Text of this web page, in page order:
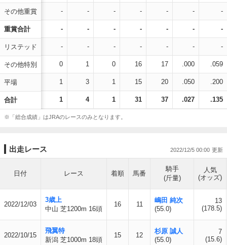
その他重賞
重賞合計
リステッド
その他特別
平場
合計
- - - - - - -
- - - - - - -
- - - - - - -
0 1 0 16 17 .000 .059
1 3 1 15 20 .050 .200
1 4 1 31 37 .027 .135
※「総合成績」はJRAのレースのみとなります。
出走レース 2022/12/5 00:00
日付 レース 着順 馬番
騎手
(斤量)
人気
(オッズ)
2022/12/03
3歳上
中山 芝1200m 16頭
16 11
嶋田 純次
(55.0)
13
(178.5)
2022/10/15
飛翼特
新潟 芝1000m 18頭
15 12
杉原 誠人
(55.0)
7
(15.6)